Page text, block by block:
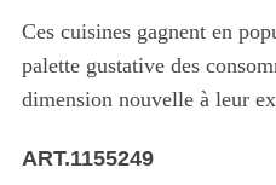
Ces cuisines gagnent en
palette gustative des
dimension nouvelle à leur
ART.1155249